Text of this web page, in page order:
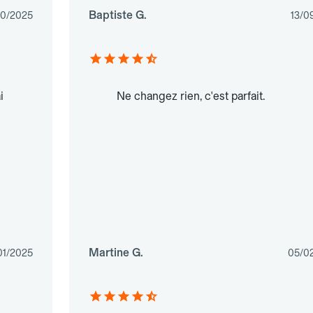
2025 Baptiste G. 13/
2025
Ne changez rien, c'est parfait.
Martine G. 05/